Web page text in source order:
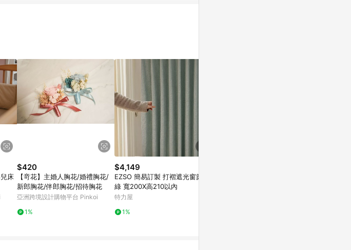
v4.1.5 以上才具贈點資格。 7. 點數將於出貨後 45 天
Pinkoi 頁面後才首次下載 Pinkoi APP 並完成訂單，不
床
$420
【竒花】主婚人胸花/婚禮胸花/
新郎胸花/伴郎胸花/招待胸花
亞洲跨境設計購物平台 Pinkoi
1%
$4,149
EZSO 簡易訂製 打褶遮光窗簾 粉
綠 寬200X高210以內
特力屋
1%